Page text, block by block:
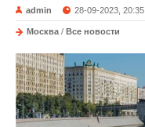
admin 28-09-2023, 20:35
Москва / Все новости